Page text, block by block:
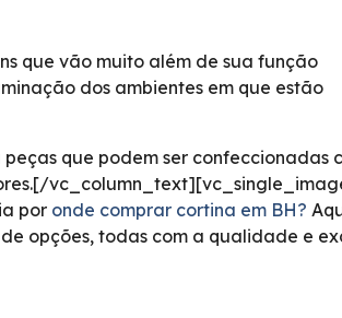
que vão muito além de sua função
dos ambientes em que estão
que podem ser confeccionadas
por onde comprar cortina em BH?
opções, todas com a qualidade e